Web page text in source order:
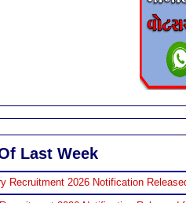
Last Week
Recruitment 2026 Notification